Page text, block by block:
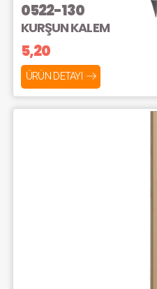
0522-130
KURŞUN KALEM
5,20
ÜRÜN DETAYI